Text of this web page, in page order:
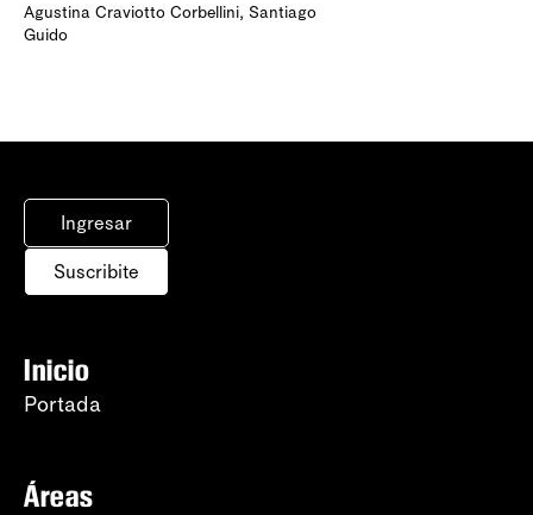
Agustina Craviotto Corbellini, Santiago
Guido
Ingresar
Suscribite
Inicio
Portada
Áreas